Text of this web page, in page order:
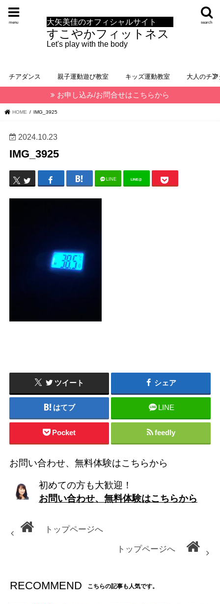
大矢美佳のオフィシャルサイト
すこやかフィットネス
Let's play with the body
search
menu
チアダンス 親子運動遊び教室 キッズ運動教室 大人のチ
お申し込み/お問合せはこちらから
HOME IMG_3925
2024.10.23
IMG_3925
LINE LINE@
ツイート シェア
はてブ LINE
Pocket feedly
お問い合わせ、無料体験はこちらから
初めての方も大歓迎！
お問い合わせ、無料体験はこちらから
トップページへ
トップページへ
RECOMMEND こちらの記事も人気です。